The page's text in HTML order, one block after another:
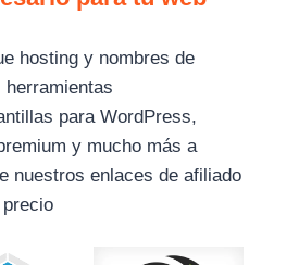
hosting y nombres de
herramientas
para WordPress,
y mucho más a
nuestros enlaces de afiliado